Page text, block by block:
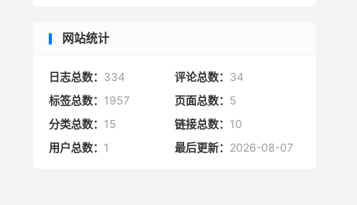
网站统计
日志总数： 334 评论总数： 34
标签总数： 1957 页面总数： 5
分类总数： 15 链接总数： 10
用户总数： 1 最后更新： 2026-08-07